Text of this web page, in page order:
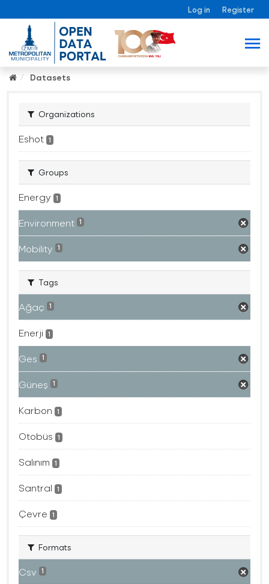
Log in Register
Datasets
Organizations
Eshot 1
Groups
Energy 1
Environment 1
Mobility 1
Tags
Ağaç 1
Enerji 1
Ges 1
Güneş 1
Karbon 1
Otobüs 1
Salınım 1
Santral 1
Çevre 1
Formats
Csv 1